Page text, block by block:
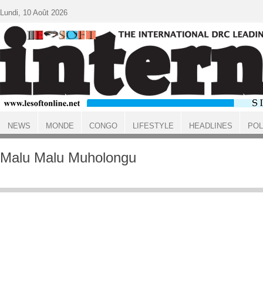
ACCUEIL
Malu Malu Muholongu
Lundi, 10 Août 2026
NEWS MONDE CONGO LIFESTYLE HEADLINES